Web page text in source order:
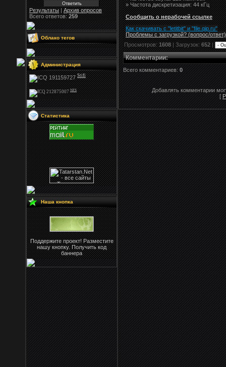
Результаты|Архив опросов
Всего ответов:259
Облако тегов
Администрация
Stifi
NFS
Статистика
Наша кнопка
Поддержите проект! Разместите
нашу кнопку. Получить код
баннера
» Частота дискретизация: 44 кГц
Сообщить о нерабочей ссылке
Как скачивать с "letitbit" и "file.qip.ru"
Проблемы с загрузкой? (вопрос/ответ)
Просмотров:1608| Загрузок:652|
Комментарии:
Всего комментариев: 0
Добавлять комментарии
[